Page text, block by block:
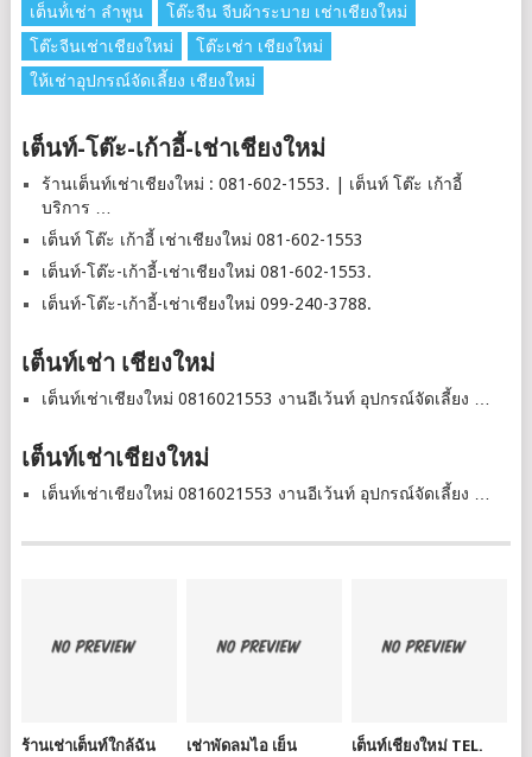
เต็นท์่เช่า ลำพูน
โต๊ะจีน จีบผ้าระบาย เช่าเชียงใหม่
โต๊ะจีนเช่าเชียงใหม่
โต๊ะเช่า เชียงใหม่
ให้เช่าอุปกรณ์จัดเลี้ยง เชียงใหม่
เต็นท์-โต๊ะ-เก้าอี้-เช่าเชียงใหม่
ร้านเต็นท์เช่าเชียงใหม่ : 081-602-1553. | เต็นท์ โต๊ะ เก้าอี้
บริการ …
เต็นท์ โต๊ะ เก้าอี้ เช่าเชียงใหม่ 081-602-1553
เต็นท์-โต๊ะ-เก้าอี้-เช่าเชียงใหม่ 081-602-1553.
เต็นท์-โต๊ะ-เก้าอี้-เช่าเชียงใหม่ 099-240-3788.
เต็นท์เช่า เชียงใหม่
เต็นท์เช่าเชียงใหม่ 0816021553 งานอีเว้นท์ อุปกรณ์จัดเลี้ยง …
เต็นท์เช่าเชียงใหม่
เต็นท์เช่าเชียงใหม่ 0816021553 งานอีเว้นท์ อุปกรณ์จัดเลี้ยง …
ร้านเช่าเต็นท์ใกล้ฉัน
เช่าพัดลมไอ เย็น
เต็นท์เชียงใหม่ TEL.